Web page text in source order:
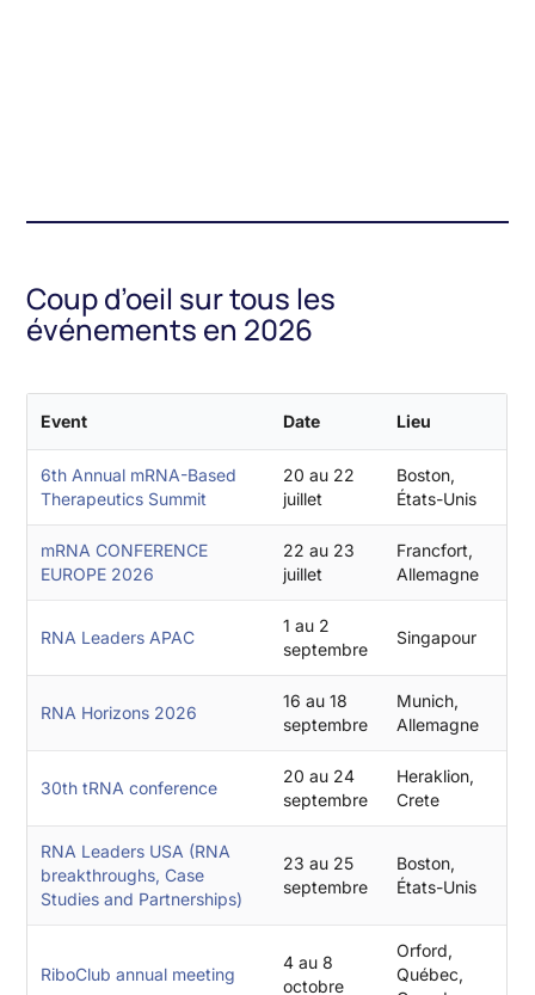
Coup d’oeil sur tous les
événements en 2026
Event Date Lieu
6th Annual mRNA-Based
Therapeutics Summit
20 au 22
juillet
Boston,
États-Unis
mRNA CONFERENCE
EUROPE 2026
22 au 23
juillet
Francfort,
Allemagne
RNA Leaders APAC
1 au 2
septembre
Singapour
RNA Horizons 2026
16 au 18
septembre
Munich,
Allemagne
30th tRNA conference
20 au 24
septembre
Heraklion,
Crete
RNA Leaders USA (RNA
breakthroughs, Case
Studies and Partnerships)
23 au 25
septembre
Boston,
États-Unis
RiboClub annual meeting
4 au 8
octobre
Orford,
Québec,